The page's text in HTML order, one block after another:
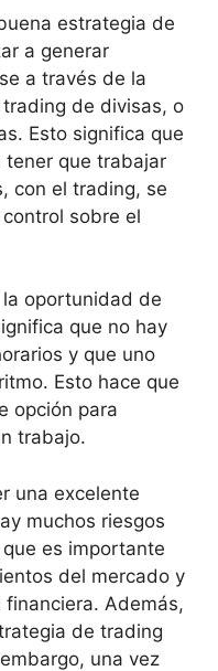
estrategia de
a generar
a través de la
de divisas, o
Esto significa que
tener que trabajar
con el trading, se
sobre el
oportunidad de
que no hay
y que uno
Esto hace que
opción para
trabajo.
una excelente
muchos riesgos
es importante
del mercado y
Además,
de trading
una vez